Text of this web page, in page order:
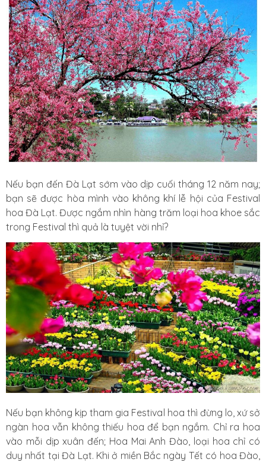
Nếu bạn đến Đà Lạt sớm vào dịp cuối tháng 12 năm nay;
bạn sẽ được hòa mình vào không khí lễ hội của Festival
hoa Đà Lạt. Được ngắm nhìn hàng trăm loại hoa khoe sắc
trong Festival thì quả là tuyệt vời nhỉ?
Nếu bạn không kịp tham gia Festival hoa thì đừng lo, xứ sở
ngàn hoa vẫn không thiếu hoa để bạn ngắm. Chỉ ra hoa
vào mỗi dịp xuân đến; Hoa Mai Anh Đào, loại hoa chỉ có
duy nhất tại Đà Lạt. Khi ở miền Bắc ngày Tết có hoa Đào,